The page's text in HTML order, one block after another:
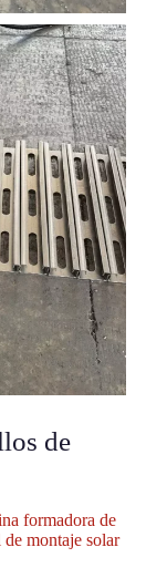
de
formadora de
montaje solar